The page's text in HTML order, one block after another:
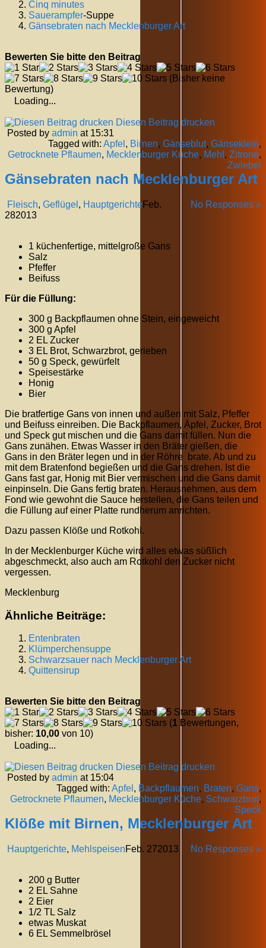
Cinq minutes
Sauerampfer-Suppe
Gänsebraten nach Mecklenburger Art
Bewerten Sie bitte den Beitrag
(Bisher keine
Bewertung)
Loading...
Diesen Beitrag drucken
Posted by admin at 15:31
Tagged with: Apfel , Birnen, Gänseblut, Gänseklein,
Getrocknete Pflaumen, Mecklenburger Küche, Mehl , Zitrone,
Zwiebel
Gänsebraten nach Mecklenburger Art
Fleisch, Geflügel , Hauptgerichte No Responses »
Feb.
282013
1 küchenfertige, mittelgroße Gans
Salz
Pfeffer
Beifuss
Für die Füllung:
300 g Backpflaumen ohne Stein, eingeweicht
300 g Apfel
2 EL Zucker
3 EL Brot, Schwarzbrot, gerieben
50 g Speck, gewürfelt
Speisestärke
Honig
Bier
Die bratfertige Gans von innen und außen mit Salz, Pfeffer
und Beifuss einreiben. Die Backpflaumen, Äpfel, Zucker, Brot
und Speck gut mischen und die Gans damit füllen. Nun die
Gans zunähen. Etwas Wasser in den Bräter gießen, die
Gans in den Bräter legen und in der Röhre brate. Ab und zu
mit dem Bratenfond begießen und die Gans drehen. Ist die
Gans fast gar, Honig mit Bier vermischen und die Gans damit
einpinseln. Die Gans fertig braten. Herausnehmen, aus dem
Fond wie gewohnt die Sauce herstellen, die Gans teilen und
die Füllung auf einer Platte rundherum anrichten.
Dazu passen Klöße und Rotkohl.
In der Mecklenburger Küche wird alles etwas süßlich
abgeschmeckt, also auch am Rotkohl den Zucker nicht
vergessen.
Mecklenburg
Ähnliche Beiträge:
Entenbraten
Klümperchensuppe
Schwarzsauer nach Mecklenburger Art
Quittensirup
Bewerten Sie bitte den Beitrag
(1 Bewertungen,
bisher: 10,00 von 10)
Loading...
Diesen Beitrag drucken
Posted by admin at 15:04
Tagged with: Apfel , Backpflaumen, Braten, Gans,
Getrocknete Pflaumen, Mecklenburger Küche, Schwarzbrot,
Speck
Klöße mit Birnen, Mecklenburger Art
Hauptgerichte, Mehlspeisen No Responses »
Feb. 272013
200 g Butter
2 EL Sahne
2 Eier
1/2 TL Salz
etwas Muskat
6 EL Semmelbrösel